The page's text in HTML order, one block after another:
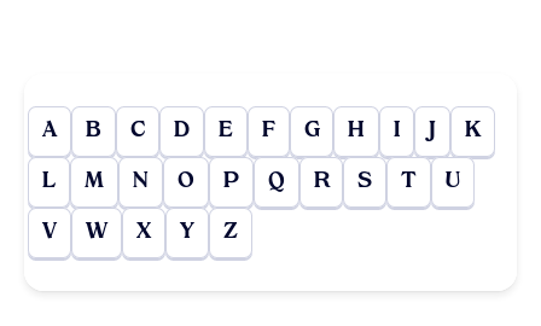
A B C D E F G H I J K
L M N O P Q R S T U
V W X Y Z